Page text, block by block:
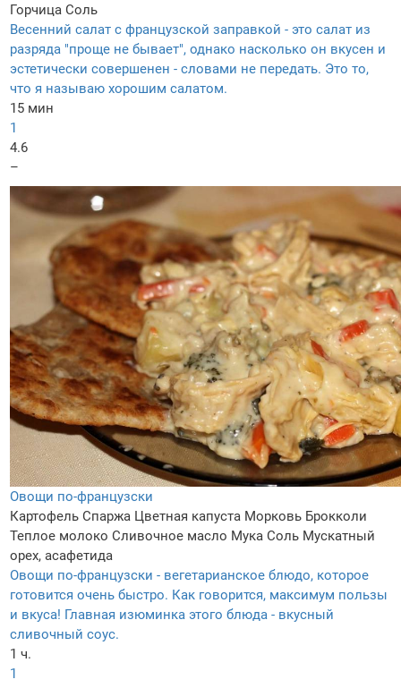
Горчица Соль
Весенний салат с французской заправкой - это салат из
разряда "проще не бывает", однако насколько он вкусен и
эстетически совершенен - словами не передать. Это то,
что я называю хорошим салатом.
15 мин
1
4.6
–
Овощи по-французски
Картофель Спаржа Цветная капуста Морковь Брокколи
Теплое молоко Сливочное масло Мука Соль Мускатный
орех, асафетида
Овощи по-французски - вегетарианское блюдо, которое
готовится очень быстро. Как говорится, максимум пользы
и вкуса! Главная изюминка этого блюда - вкусный
сливочный соус.
1 ч.
1